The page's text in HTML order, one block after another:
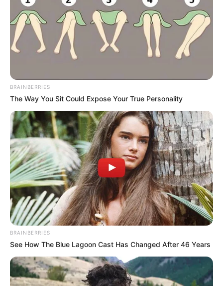
BRAINBERRIES
The Way You Sit Could Expose Your True Personality
BRAINBERRIES
See How The Blue Lagoon Cast Has Changed After 46 Years